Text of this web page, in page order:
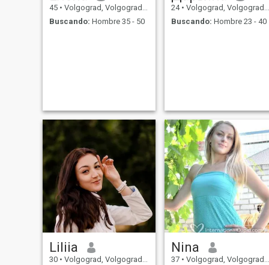
encanta viajar, deportes, leer,
bailar y conocer amigos.
Estoy un poco loco y
45 • Volgograd, Volgograd, Rusia
Buscando: Hombre 35 - 50
24 • Volgograd, Volgograd, Rusia
Buscando: Hombre 23 - 40
Liliia
30 • Volgograd, Volgograd, Rusia
Nina
37 • Volgograd, Volgograd, Rusia